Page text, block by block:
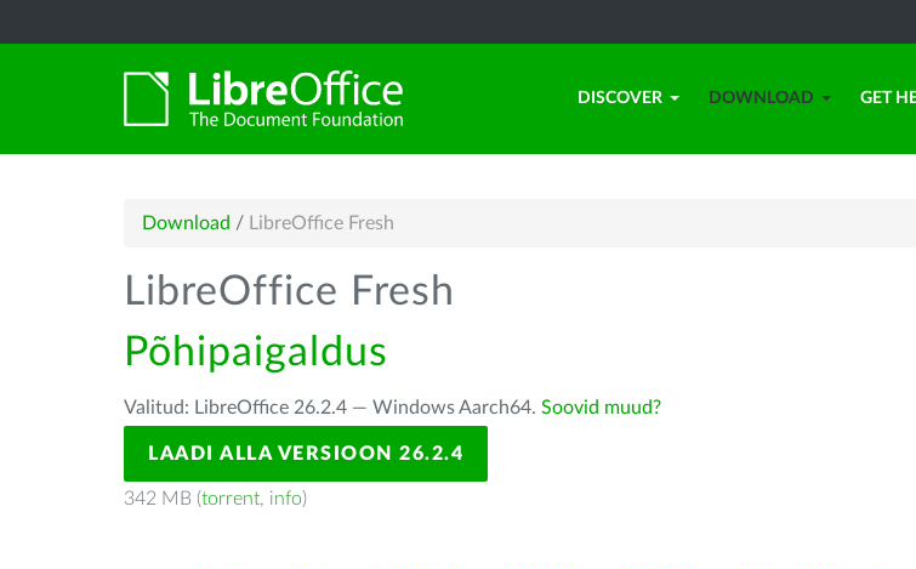
DISCOVER DOWNLOAD GET
Download / LibreOffice Fresh
LibreOffice Fresh
Põhipaigaldus
Valitud: LibreOffice 26.2.4 — Windows Aarch64. Soovid muud?
LAADI ALLA VERSIOON 26.2.4
342 MB (torrent, info)